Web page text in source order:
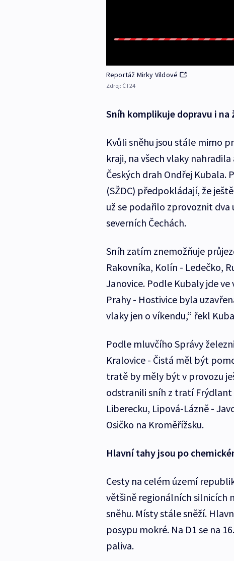
Reportáž Mirky Vildové
Zdroj: ČT24
Sníh komplikuje dopravu i na
Kvůli sněhu jsou stále mimo
kraji, na všech vlaky
Českých drah Ondřej Kubala.
(SŽDC) předpokládají, že
už se podařilo zprovoznit dva
severních Čechách.
Sníh zatím znemožňuje
Rakovníka, Kolín - Ledečko,
Janovice. Podle Kubaly jde
Prahy - Hostivice byla
vlaky jen o víkendu,“ řekl
Podle mluvčího Správy
Kralovice - Čistá měl být
tratě by měly být v provozu
odstranili sníh z tratí Frýdlant
Liberecku, Lipová-Lázně -
Osičko na Kroměřížsku.
Hlavní tahy jsou po
Cesty na celém území
většině regionálních silnicích
sněhu. Místy stále sněží.
posypu mokré. Na D1 se na
paliva.